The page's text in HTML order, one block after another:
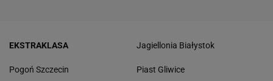
EKSTRAKLASA
Pogoń Szczecin
Jagiellonia Białystok
Piast Gliwice